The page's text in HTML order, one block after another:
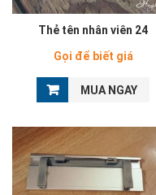
Thẻ tên nhân viên 24
Gọi để biết giá
MUA NGAY